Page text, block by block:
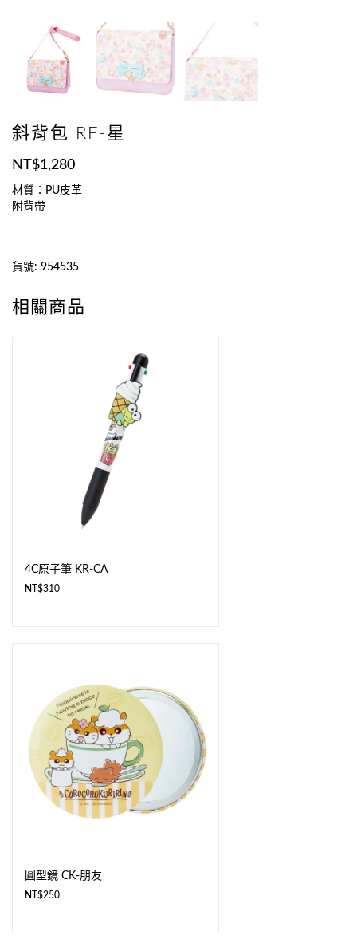
斜背包 RF-星
NT$1,280
材質：PU皮革
附背帶
貨號: 954535
相關商品
4C原子筆 KR-CA
NT$310
圓型鏡 CK-朋友
NT$250